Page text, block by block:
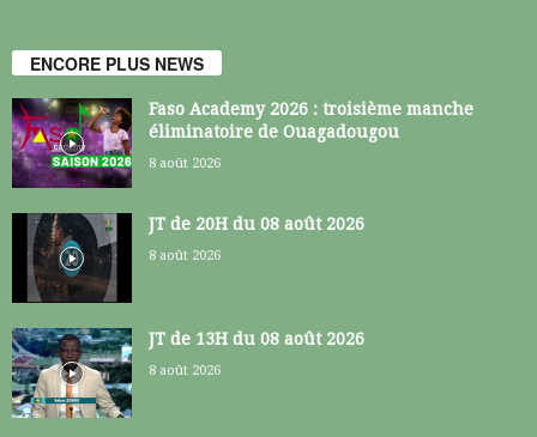
ENCORE PLUS NEWS
Faso Academy 2026 : troisième manche
éliminatoire de Ouagadougou
8 août 2026
JT de 20H du 08 août 2026
8 août 2026
JT de 13H du 08 août 2026
8 août 2026